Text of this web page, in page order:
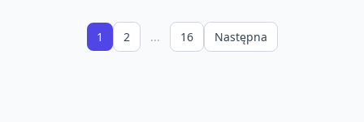
1 2 ... 16 Następna